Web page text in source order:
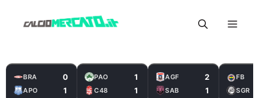
Menu
BRA 0
APO 1
PAO 1
C48 1
AGF 2
SAB 1
FB
SGR